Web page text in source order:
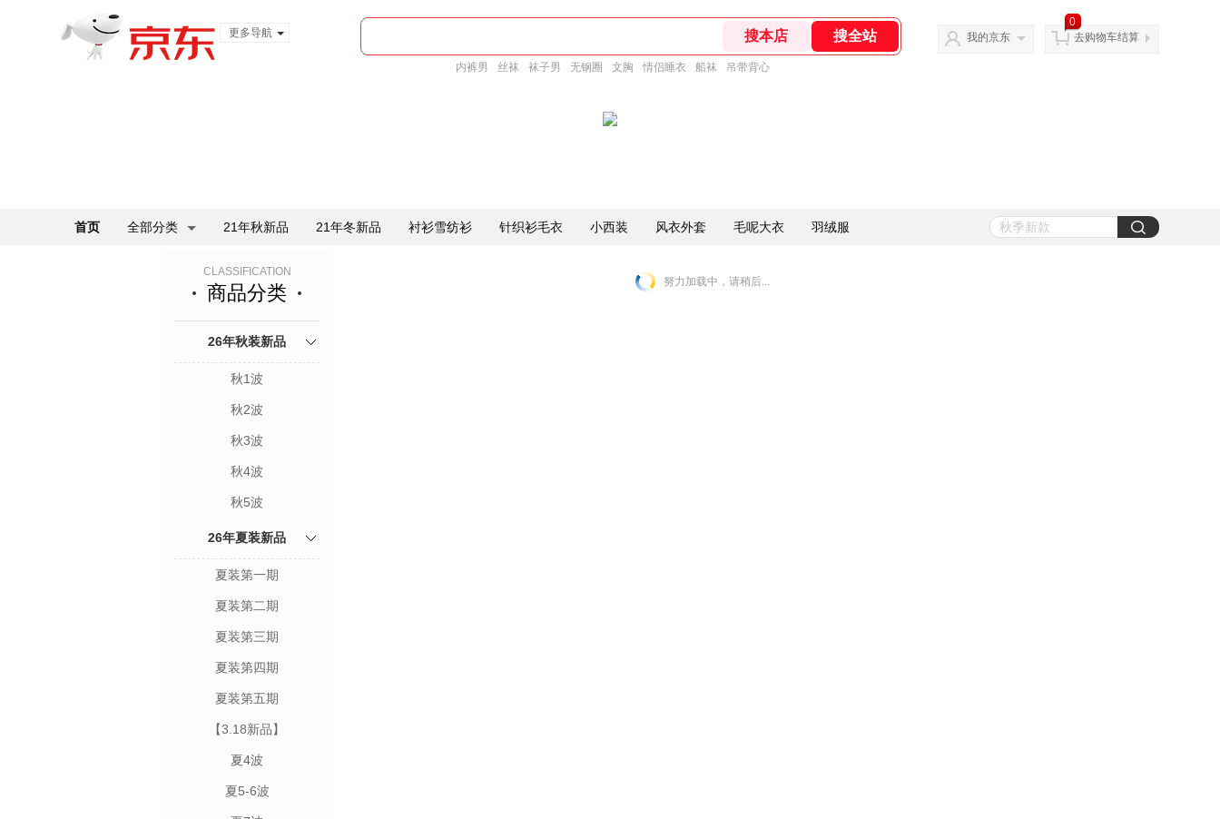
更多导航
内裤男 丝袜 袜子男 无钢圈 文胸 情侣睡衣 船袜 吊带背心
我的京东
0
去购物车结算
首页 全部分类 21年秋新品 21年冬新品 衬衫雪纺衫 针织衫毛衣 小西装 风衣外套 毛呢大衣 羽绒服
CLASSIFICATION
商品分类
26年秋装新品
秋1波
秋2波
秋3波
秋4波
秋5波
26年夏装新品
夏装第一期
夏装第二期
夏装第三期
夏装第四期
夏装第五期
【3.18新品】
夏4波
夏5-6波
努力加载中，请稍后...